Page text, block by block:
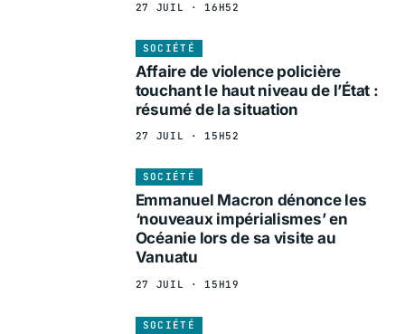
27 JUIL · 16H52
SOCIÉTÉ
Affaire de violence policière
touchant le haut niveau de l’État :
résumé de la situation
27 JUIL · 15H52
SOCIÉTÉ
Emmanuel Macron dénonce les
‘nouveaux impérialismes’ en
Océanie lors de sa visite au
Vanuatu
27 JUIL · 15H19
SOCIÉTÉ